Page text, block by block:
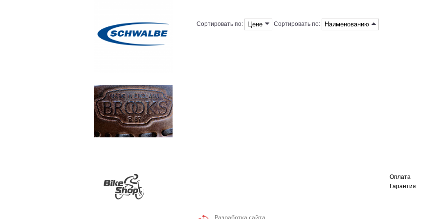
Сортировать по: Цене Сортировать по: Наименованию
Оплата
Гарантия
Разработка сайта